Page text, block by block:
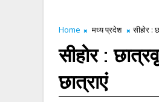
Home मध्य प्रदेश सीहोर :
सीहोर :
छात्राएं